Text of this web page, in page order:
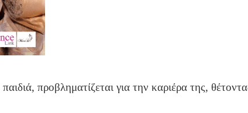
προβληματίζεται για την καριέρα της,